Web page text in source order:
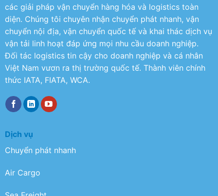
các giải pháp vận chuyển hàng hóa và logistics toàn
diện. Chúng tôi chuyên nhận chuyển phát nhanh, vận
chuyển nội địa, vận chuyển quốc tế và khai thác dịch vụ
vận tải linh hoạt đáp ứng mọi nhu cầu doanh nghiệp.
Đối tác logistics tin cậy cho doanh nghiệp và cá nhân
Việt Nam vươn ra thị trường quốc tế. Thành viên chính
thức IATA, FIATA, WCA.
Dịch vụ
Chuyển phát nhanh
Air Cargo